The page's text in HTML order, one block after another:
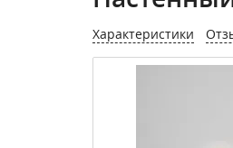
Характеристики